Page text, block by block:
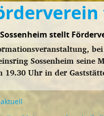
stellt
Sossenheim seine
19.30 Uhr in der